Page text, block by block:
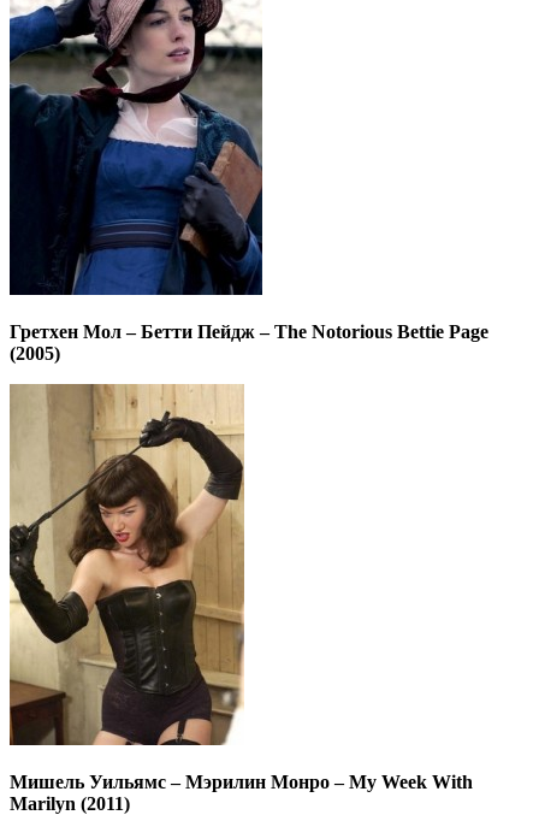
Гретхен Мол – Бетти Пейдж – The Notorious Bettie Page
(2005)
Мишель Уильямс – Мэрилин Монро – My Week With
Marilyn (2011)